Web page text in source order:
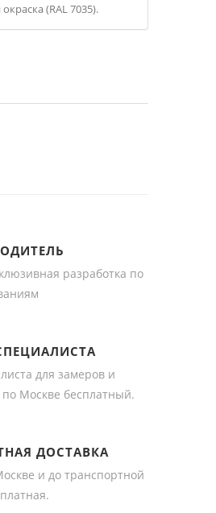
(RAL 7035).
разработка по
для замеров и
по Москве бесплатный.
ДОСТАВКА
и до транспортной